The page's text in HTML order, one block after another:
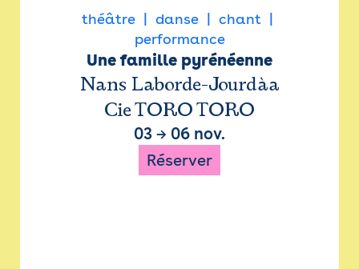
théâtre danse
chant
performance
Une famille pyrénéenne
Nans Laborde-Jourdàa
Cie TORO TORO
03 → 06 nov.
Réserver